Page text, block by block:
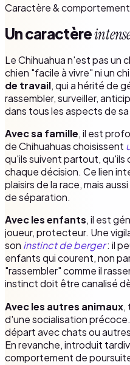
Caractère & comportement
Un caractère
Le Chihuahua n'est pas un
chien "facile à vivre" ni un
de travail, qui a hérité de
rassembler, surveiller,
dans tous les aspects de
Avec sa famille, il est
de Chihuahuas choisissent
qu'ils suivent partout,
chaque décision. Ce lien
plaisirs de la race, mais
de séparation.
Avec les enfants, il est
joueur, protecteur. Une
son instinct de berger: il
enfants qui courent, non
"rassembler" comme il
instinct doit être canalisé
Avec les autres animaux,
d'une socialisation
départ avec chats ou
En revanche, introduit
comportement de